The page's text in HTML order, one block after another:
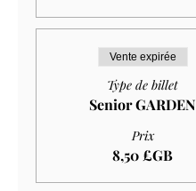
Vente expirée
Type de billet
Senior GARDEN
Prix
8,50 £GB